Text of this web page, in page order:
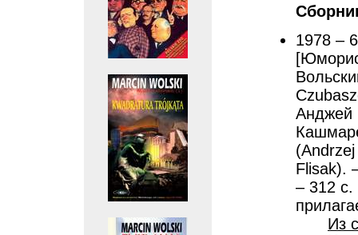
1978 –
Анджей
Flisak).
– 312 с.
Из